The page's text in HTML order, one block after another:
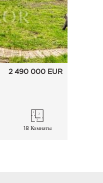
2 490 000 EUR
18 Комнаты